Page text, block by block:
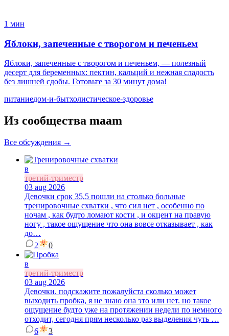
1 мин
Яблоки, запеченные с творогом и печеньем
Яблоки, запеченные с творогом и печеньем, — полезный
десерт для беременных: пектин, кальций и нежная сладость
без лишней сдобы. Готовьте за 30 минут дома!
питаниедом-и-бытхолистическое-здоровье
Из сообщества maam
Все обсуждения →
в
третий-триместр
03 aug 2026
Девочки срок 35,5 пошли на столько больные
тренировочные схватки , что сил нет , особенно по
ночам , как будто ломают кости , и окцент на правую
ногу , такое ощущение что она вовсе отказывает , как
до…
2
0
в
третий-триместр
03 aug 2026
Девочки. подскажите пожалуйста сколько может
выходить пробка, я не знаю она это или нет. но такое
ощущение будто уже на протяжении недели по немного
отходит, сегодня прям несколько раз выделения чуть …
6
3